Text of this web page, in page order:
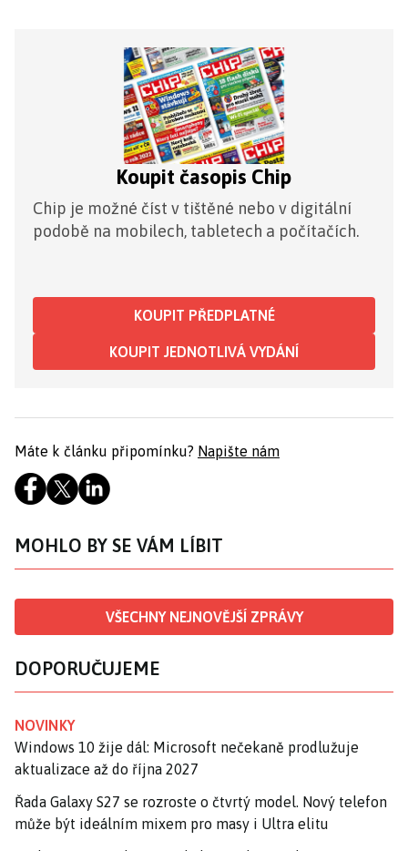
Koupit časopis Chip
Chip je možné číst v tištěné nebo v digitální
podobě na mobilech, tabletech a počítačích.
KOUPIT PŘEDPLATNÉ
KOUPIT JEDNOTLIVÁ VYDÁNÍ
Máte k článku připomínku? Napište nám
MOHLO BY SE VÁM LÍBIT
VŠECHNY NEJNOVĚJŠÍ ZPRÁVY
DOPORUČUJEME
NOVINKY
Windows 10 žije dál: Microsoft nečekaně prodlužuje
aktualizace až do října 2027
Řada Galaxy S27 se rozroste o čtvrtý model. Nový telefon
může být ideálním mixem pro masy i Ultra elitu